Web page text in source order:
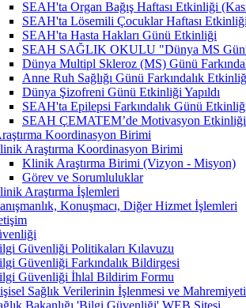
SEAH'ta Organ Bağış Haftası Etkinliği
SEAH'ta Lösemili Çocuklar Haftası
SEAH'ta Hasta Hakları Günü Etkinliği
SEAH SAĞLIK OKULU "Dünya MS Günü
Dünya Multipl Skleroz (MS) Günü
Anne Ruh Sağlığı Günü Farkındalık
Dünya Şizofreni Günü Etkinliği Yapıldı
SEAH'ta Epilepsi Farkındalık Günü Etkinliği
SEAH ÇEMATEM’de Motivasyon Etkinliği
Koordinasyon Birimi
Araştırma Koordinasyon Birimi
Klinik Araştırma Birimi (Vizyon - Misyon)
Görev ve Sorumluluklar
Araştırma İşlemleri
Konuşmacı, Diğer Hizmet İşlemleri
Güvenliği Politikaları Kılavuzu
Güvenliği Farkındalık Bildirgesi
Güvenliği İhlal Bildirim Formu
Sağlık Verilerinin İşlenmesi ve
Bakanlığı 'Bilgi Güvenliği' WEB Sitesi